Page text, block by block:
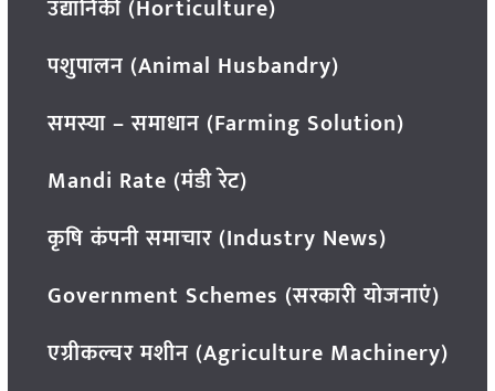
उद्यानिकी (Horticulture)
पशुपालन (Animal Husbandry)
समस्या – समाधान (Farming Solution)
Mandi Rate (मंडी रेट)
कृषि कंपनी समाचार (Industry News)
Government Schemes (सरकारी योजनाएं)
एग्रीकल्चर मशीन (Agriculture Machinery)